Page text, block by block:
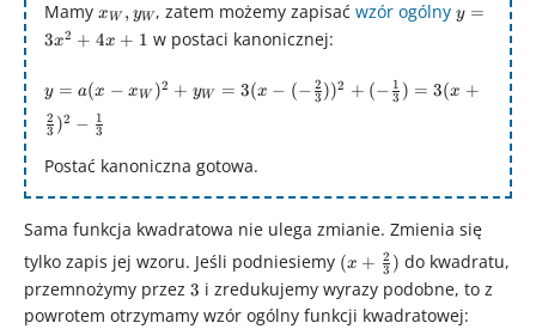
\frac{-4}
{6} = -
{3}
= 16 - 12 = 4
\Delta}
{4a} =
{4\cdot3}
=
\frac{-4}
{12} = -
{3}
Mamy x_{W},
y_{W}
x W , yW , zatem możemy zapisaćwzór ogólny y =
3x^{2}
+ 4x +
y =
3x2 + 4x + 1 w postaci kanonicznej:
y = a(x-
x_{W})^{2}+y_{W}
= 3(x-(-\frac{2}
{3}))^{2}+(-
{3})^{2}-\frac{1}
{3}
y = a(x − x W )2 + yW = 3(x − (− 3
2 ))2 + (− 3
1 ) = 3(x +
3
2 )2 − 3
1
Postać kanoniczna gotowa.
Sama funkcja kwadratowa nie ulega zmianie. Zmienia się
tylko zapis jej wzoru. Jeśli podniesiemy (x+\frac{2}
{3})
(x + 3
2 ) do kwadratu,
przemnożymy przez 3
3 i zredukujemy wyrazy podobne, to z
powrotem otrzymamy wzór ogólny funkcji kwadratowej: